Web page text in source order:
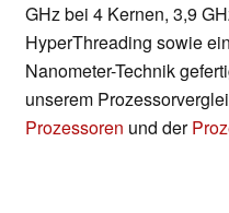
GHz bei 4 Kernen, 3,9
HyperThreading sowie
Nanometer-Technik
unserem
Prozessoren und der